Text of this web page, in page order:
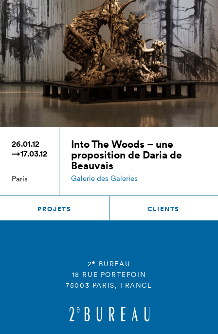
26.01.12
→17.03.12
Paris
Into The Woods – une
proposition de Daria de
Beauvais
Galerie des Galeries
PROJETS CLIENTS
2e
BUREAU
18 RUE PORTEFOIN
75003 PARIS, FRANCE